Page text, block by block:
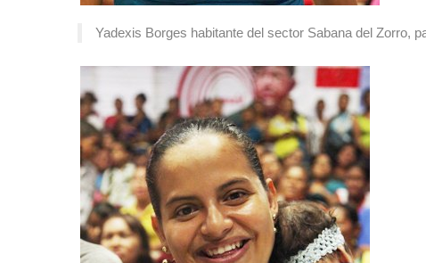
Yadexis Borges habitante del sector Sabana del Zorro,